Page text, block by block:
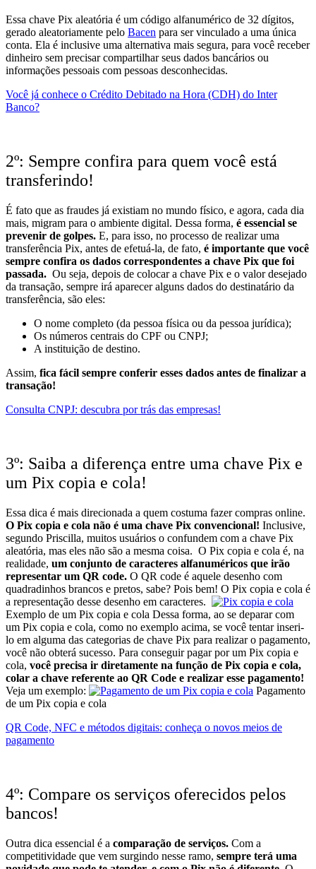
Essa chave Pix aleatória é um código alfanumérico de 32 dígitos,
gerado aleatoriamente pelo Bacen para ser vinculado a uma única
conta. Ela é inclusive uma alternativa mais segura, para você receber
dinheiro sem precisar compartilhar seus dados bancários ou
informações pessoais com pessoas desconhecidas.
Você já conhece o Crédito Debitado na Hora (CDH) do Inter
Banco?
2º: Sempre confira para quem você está
transferindo!
É fato que as fraudes já existiam no mundo físico, e agora, cada dia
mais, migram para o ambiente digital. Dessa forma, é essencial se
prevenir de golpes. E, para isso, no processo de realizar uma
transferência Pix, antes de efetuá-la, de fato, é importante que você
sempre confira os dados correspondentes a chave Pix que foi
passada. Ou seja, depois de colocar a chave Pix e o valor desejado
da transação, sempre irá aparecer alguns dados do destinatário da
transferência, são eles:
O nome completo (da pessoa física ou da pessoa jurídica);
Os números centrais do CPF ou CNPJ;
A instituição de destino.
Assim, fica fácil sempre conferir esses dados antes de finalizar a
transação!
Consulta CNPJ: descubra por trás das empresas!
3º: Saiba a diferença entre uma chave Pix e
um Pix copia e cola!
Essa dica é mais direcionada a quem costuma fazer compras online.
O Pix copia e cola não é uma chave Pix convencional! Inclusive,
segundo Priscilla, muitos usuários o confundem com a chave Pix
aleatória, mas eles não são a mesma coisa. O Pix copia e cola é, na
realidade, um conjunto de caracteres alfanuméricos que irão
representar um QR code. O QR code é aquele desenho com
quadradinhos brancos e pretos, sabe? Pois bem! O Pix copia e cola é
a representação desse desenho em caracteres.
Exemplo de um Pix copia e cola Dessa forma, ao se deparar com
um Pix copia e cola, como no exemplo acima, se você tentar inseri-
lo em alguma das categorias de chave Pix para realizar o pagamento,
você não obterá sucesso. Para conseguir pagar por um Pix copia e
cola, você precisa ir diretamente na função de Pix copia e cola,
colar a chave referente ao QR Code e realizar esse pagamento!
Veja um exemplo:
Pagamento
de um Pix copia e cola
QR Code, NFC e métodos digitais: conheça o novos meios de
pagamento
4º: Compare os serviços oferecidos pelos
bancos!
Outra dica essencial é a comparação de serviços. Com a
competitividade que vem surgindo nesse ramo, sempre terá uma